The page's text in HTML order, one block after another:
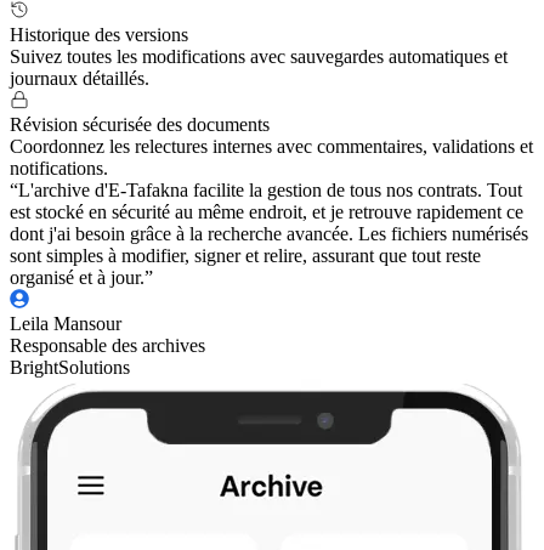
Historique des versions
Suivez toutes les modifications avec sauvegardes automatiques et
journaux détaillés.
Révision sécurisée des documents
Coordonnez les relectures internes avec commentaires, validations et
notifications.
“L'archive d'E-Tafakna facilite la gestion de tous nos contrats. Tout
est stocké en sécurité au même endroit, et je retrouve rapidement ce
dont j'ai besoin grâce à la recherche avancée. Les fichiers numérisés
sont simples à modifier, signer et relire, assurant que tout reste
organisé et à jour.”
Leila Mansour
Responsable des archives
BrightSolutions